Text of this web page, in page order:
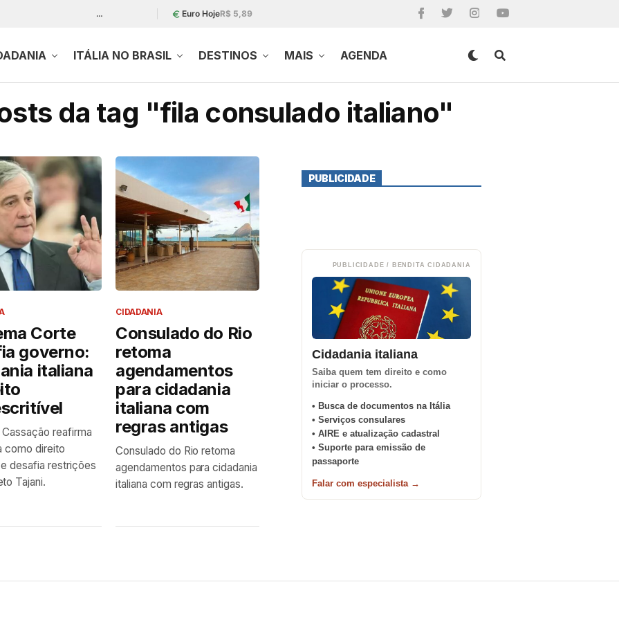
… Euro HojeR$ 5,89
ITÁLIA NO BRASIL DESTINOS MAIS AGENDA
da tag "fila consulado italiano"
Corte
governo:
italiana
reafirma
como direito
desafia restrições
Tajani.
CIDADANIA
Consulado do Rio
retoma
agendamentos
para cidadania
italiana com
regras antigas
Consulado do Rio retoma
agendamentos para cidadania
italiana com regras antigas.
PUBLICIDADE
PUBLICIDADE / BENDITA CIDADANIA
Cidadania italiana
Saiba quem tem direito e como
iniciar o processo.
• Busca de documentos na Itália
• Serviços consulares
• AIRE e atualização cadastral
• Suporte para emissão de
passaporte
Falar com especialista →